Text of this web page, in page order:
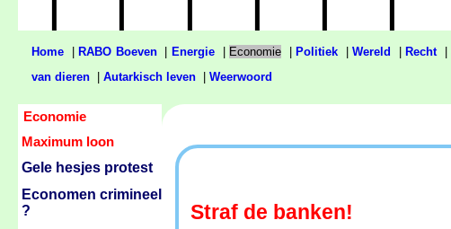
Home RABO Boeven| Energie| Economie| Politiek |Wereld Recht|
van dieren
Autarkisch leven Weerwoord
Straf de banken!
Economie
Maximum loon
Gele hesjes protest
Economen crimineel
?